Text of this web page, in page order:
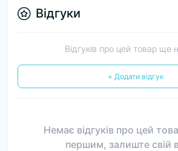
Відгуки
Відгуків про цей товар ще
+ Додати відгук
Немає відгуків про цей
першим, залиште свій